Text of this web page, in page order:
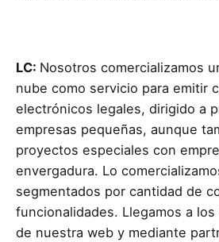
LC: Nosotros comercializamos
nube como servicio para emitir
electrónicos legales, dirigido a
empresas pequeñas, aunque
proyectos especiales con
envergadura. Lo
segmentados por cantidad de
funcionalidades. Llegamos a
de nuestra web y mediante